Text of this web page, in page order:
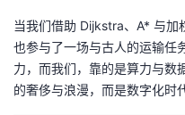
当我们借助 Dijkstra、A* 与加
也参与了一场与古人的运输任
力，而我们，靠的是算力与数
的奢侈与浪漫，而是数字化时